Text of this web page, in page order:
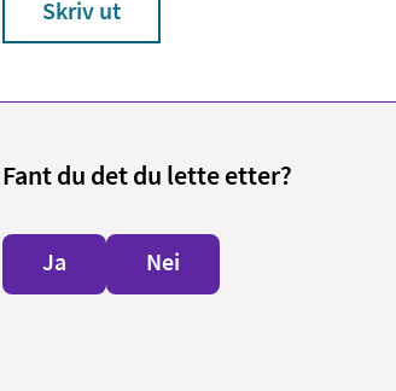
Skriv ut
Fant du det du lette etter?
Ja Nei